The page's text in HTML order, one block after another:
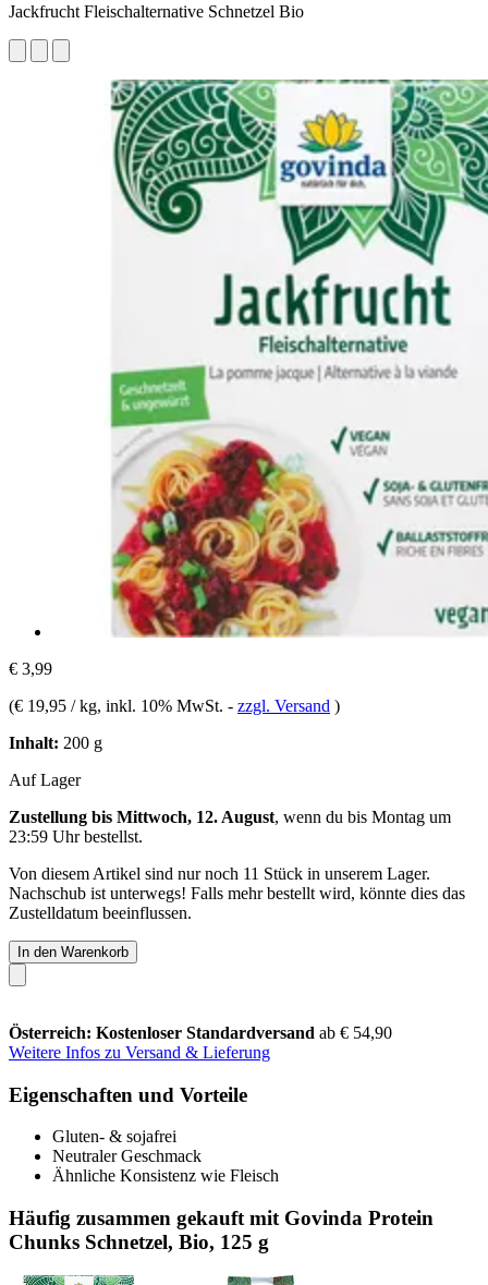
Jackfrucht Fleischalternative Schnetzel Bio
€ 3,99
(€ 19,95 / kg, inkl. 10% MwSt. - zzgl. Versand )
Inhalt: 200 g
Auf Lager
Zustellung bis Mittwoch, 12. August, wenn du bis Montag um
23:59 Uhrbestellst.
Von diesem Artikel sind nur noch 11 Stück in unserem Lager.
Nachschub ist unterwegs! Falls mehr bestellt wird, könnte dies das
Zustelldatum beeinflussen.
In den Warenkorb
Österreich: Kostenloser Standardversand ab € 54,90
Weitere Infos zu Versand & Lieferung
Eigenschaften und Vorteile
Gluten- & sojafrei
Neutraler Geschmack
Ähnliche Konsistenz wie Fleisch
Häufig zusammen gekauft mit Govinda Protein
Chunks Schnetzel, Bio, 125 g